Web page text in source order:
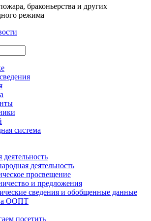
браконьерства и других
режима
система
деятельность
деятельность
просвещение
и предложения
сведения и обобщенные данные
ООПТ
посетить